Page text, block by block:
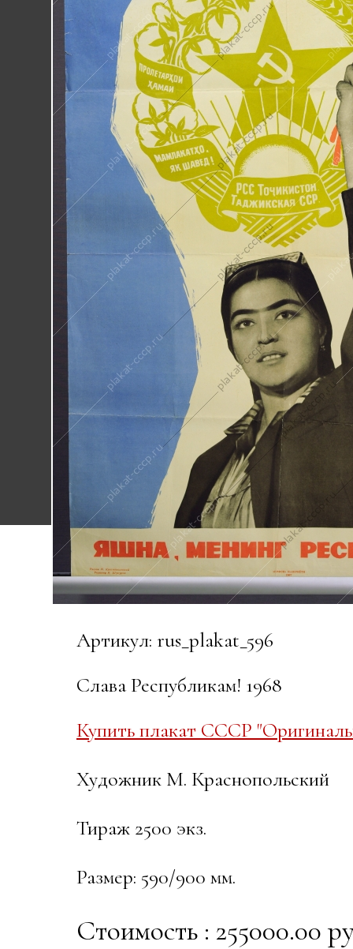
Артикул: rus_plakat_596
Слава Республикам! 1968
Купить плакат СССР
Художник М. Краснопольский
Тираж 2500 экз.
Размер: 590/900 мм.
Стоимость : 255000.00